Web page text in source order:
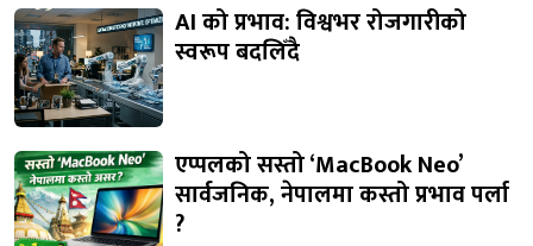
AI को प्रभाव: विश्वभर रोजगारीको
स्वरूप बदलिँदै
एप्पलको सस्तो ‘MacBook Neo’
सार्वजनिक, नेपालमा कस्तो प्रभाव पर्ला
?